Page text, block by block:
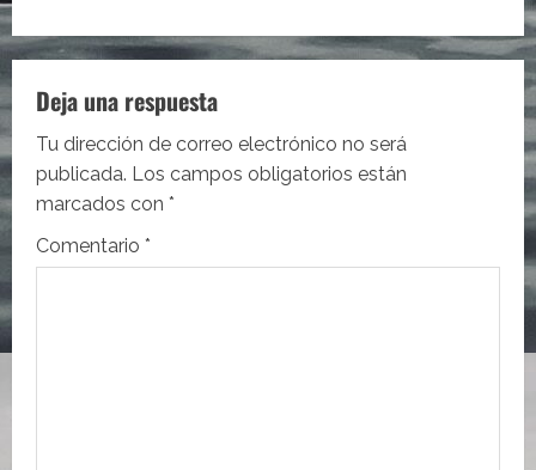
a
c
i
ó
n
Deja una respuesta
Tu dirección de correo electrónico no será
publicada. Los campos obligatorios están
marcados con *
Comentario *